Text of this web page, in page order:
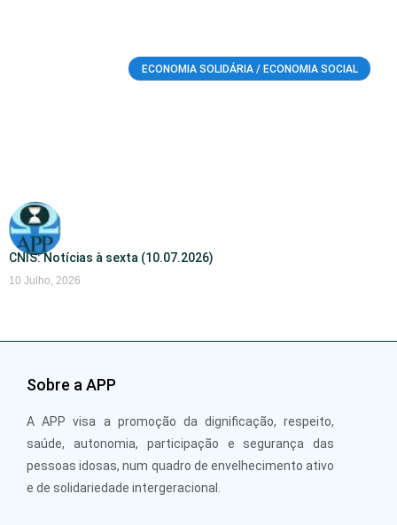
ECONOMIA SOLIDÁRIA / ECONOMIA SOCIAL
CNIS: Notícias à sexta (10.07.2026)
10 Julho, 2026
Sobre a APP
A APP visa a promoção da dignificação, respeito,
saúde, autonomia, participação e segurança das
pessoas idosas, num quadro de envelhecimento ativo
e de solidariedade intergeracional.